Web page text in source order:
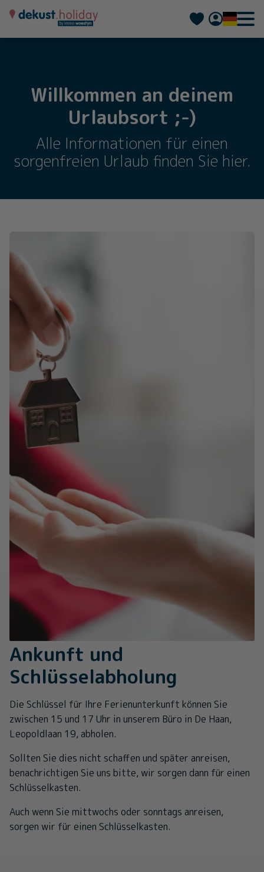
Français
Willkommen an deinem
Urlaubsort ;-)
Alle Informationen für einen
sorgenfreien Urlaub finden Sie hier.
Ankunft und
Schlüsselabholung
Die Schlüssel für Ihre Ferienunterkunft können Sie
zwischen 15 und 17 Uhr in unserem Büro in De Haan,
Leopoldlaan 19, abholen.
Sollten Sie dies nicht schaffen und später anreisen,
benachrichtigen Sie uns bitte, wir sorgen dann für einen
Schlüsselkasten.
Auch wenn Sie mittwochs oder sonntags anreisen,
sorgen wir für einen Schlüsselkasten.